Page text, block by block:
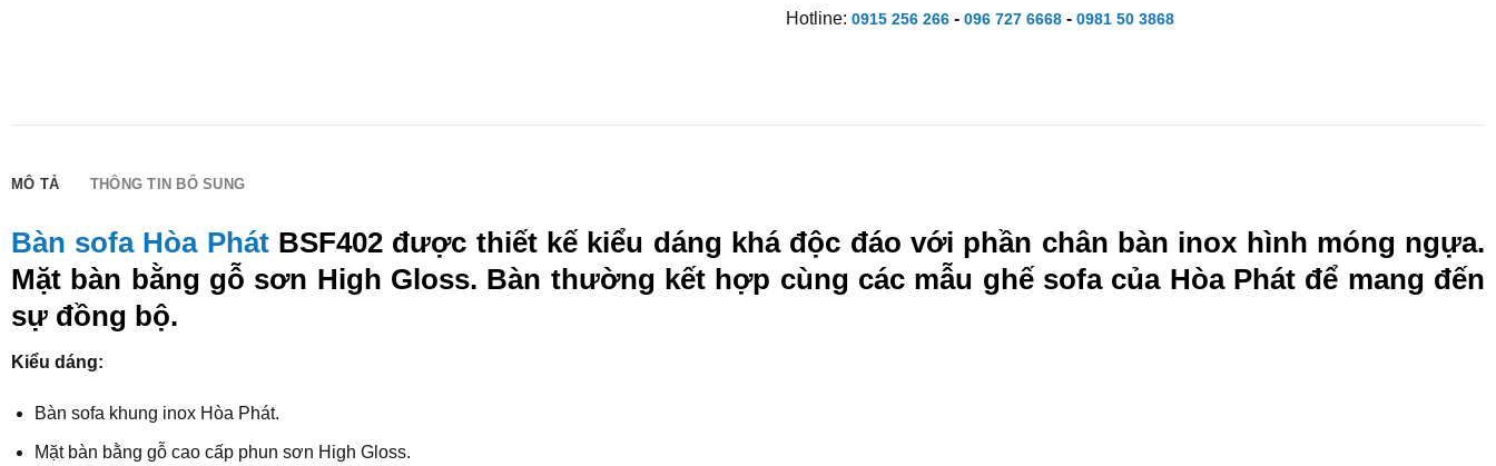
Hotline: 0915 256 266- 096 727 6668- 0981 50 3868
MÔ TẢ THÔNG TIN BỔ SUNG
Bàn sofa Hòa PhátBSF402 được thiết kế kiểu dáng khá độc đáo với phần chân bàn inox hình móng ngựa.
Mặt bàn bằng gỗ sơn High Gloss. Bàn thường kết hợp cùng các mẫu ghế sofa của Hòa Phát để mang đến
sự đồng bộ.
Kiểu dáng:
Bàn sofa khung inox Hòa Phát.
Mặt bàn bằng gỗ cao cấp phun sơn High Gloss.